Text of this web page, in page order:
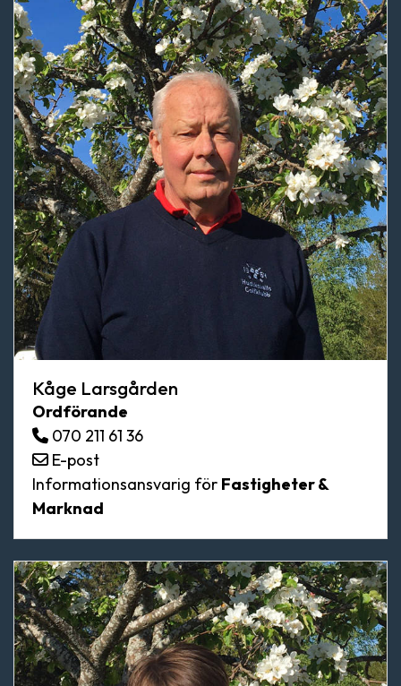
Kåge Larsgården
Ordförande
070 211 61 36
E-post
Informationsansvarig för Fastigheter &
Marknad